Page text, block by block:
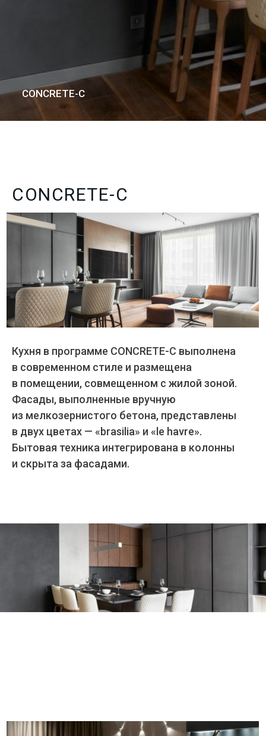
CONCRETE-C
CONCRETE-C
Кухня в программе CONCRETE-C выполнена
в современном стиле и размещена
в помещении, совмещенном с жилой зоной.
Фасады, выполненные вручную
из мелкозернистого бетона, представлены
в двух цветах — «brasilia» и «le havre».
Бытовая техника интегрирована в колонны
и скрыта за фасадами.